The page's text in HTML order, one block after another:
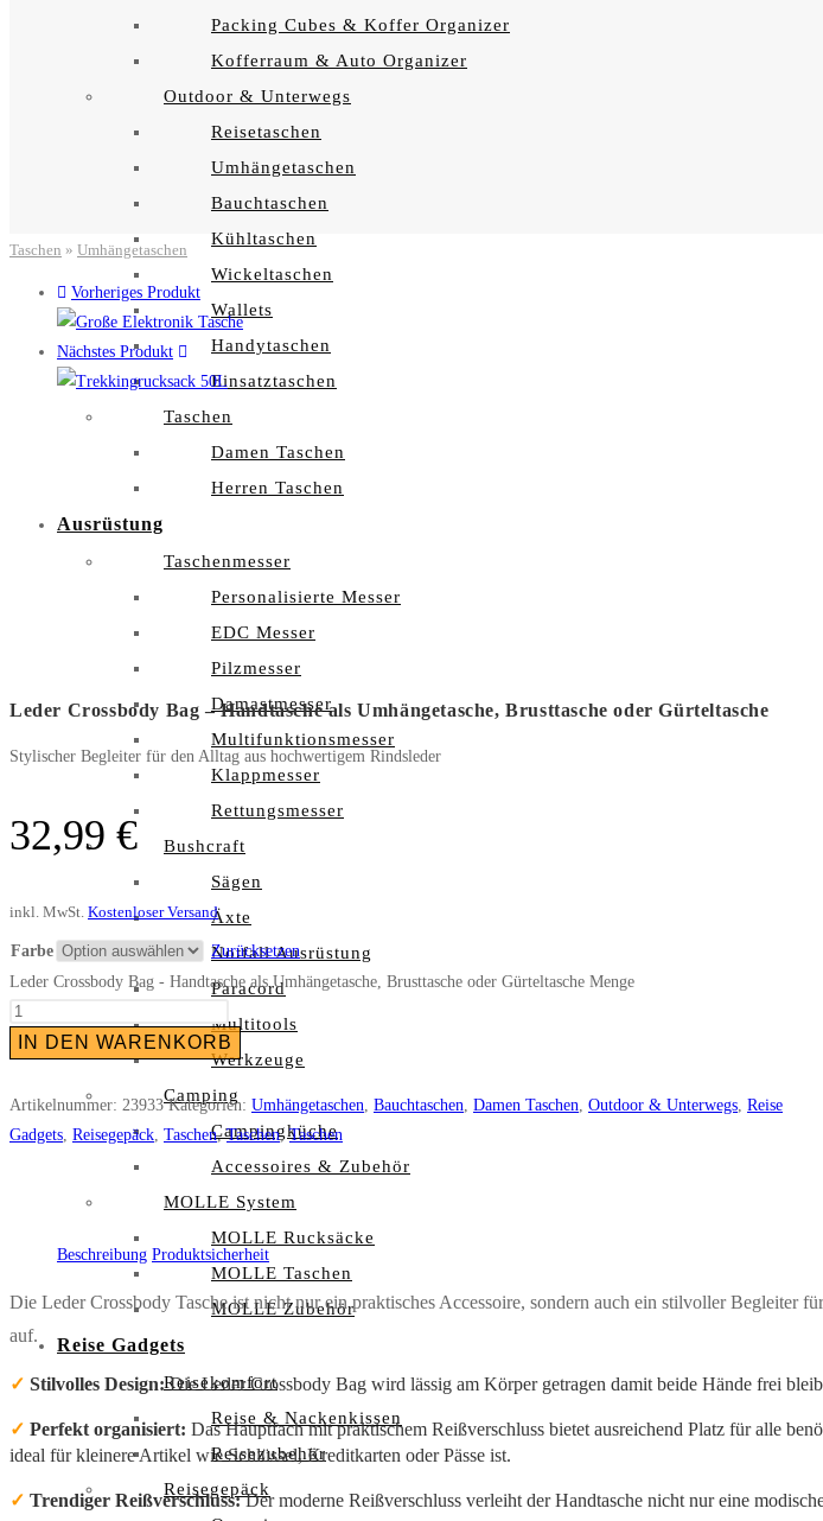
Packing Cubes & Koffer Organizer
Kofferraum & Auto Organizer
Outdoor & Unterwegs
Reisetaschen
Umhängetaschen
Bauchtaschen
Kühltaschen
Wickeltaschen
Wallets
Handytaschen
Einsatztaschen
Taschen
Damen Taschen
Herren Taschen
Ausrüstung
Taschenmesser
Personalisierte Messer
EDC Messer
Pilzmesser
Damastmesser
Multifunktionsmesser
Klappmesser
Rettungsmesser
Bushcraft
Sägen
Äxte
Notfall Ausrüstung
Paracord
Multitools
Werkzeuge
Camping
Campingküche
Accessoires & Zubehör
MOLLE System
MOLLE Rucksäcke
MOLLE Taschen
MOLLE Zubehör
Reise Gadgets
Reisekomfort
Reise & Nackenkissen
Reisezubehör
Reisegepäck
Taschen » Umhängetaschen
Vorheriges Produkt
Nächstes Produkt
Leder Crossbody Bag – Handtasche als Umhängetasche, Brusttasche oder Gürteltasche
Stylischer Begleiter für den Alltag aus hochwertigem Rindsleder
32,99 €
inkl. MwSt. Kostenloser Versand
Farbe
Zurücksetzen
Leder Crossbody Bag - Handtasche als Umhängetasche, Brusttasche oder Gürteltasche Menge
IN DEN WARENKORB
Artikelnummer: 23933 Kategorien: Umhängetaschen Bauchtaschen Damen Taschen Outdoor & Unterwegs Reise
Gadgets Reisegepäck Taschen,Taschen,Taschen
Beschreibung Produktsicherheit
Die Leder Crossbody Tasche ist nicht nur ein praktisches Accessoire, sondern auch ein stilvoller Begleiter
auf.
✓ Stilvolles Design:Die Leder Crossbody Bag wird lässig am Körper getragen damit beide Hände frei
✓ Perfekt organisiert: Das Hauptfach mit praktischem Reißverschluss bietet ausreichend Platz für alle
ideal für kleinere Artikel wie Schlüssel, Kreditkarten oder Pässe ist.
✓ Trendiger Reißverschluss:Der moderne Reißverschluss verleiht der Handtasche nicht nur eine